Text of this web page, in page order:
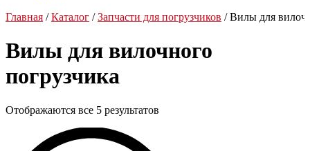
Главная /Каталог /Запчасти для погрузчиков / Вилы для
Вилы для вилочного
погрузчика
Отображаются все 5 результатов